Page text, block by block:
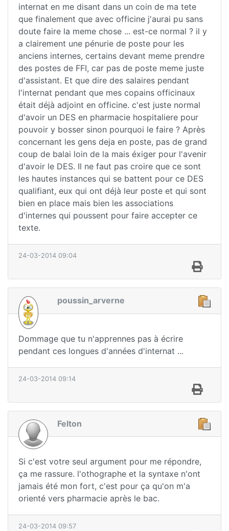
internat en me disant dans un coin de ma tete
que finalement que avec officine j'aurai pu sans
doute faire la meme chose ... est-ce normal ? il y
a clairement une pénurie de poste pour les
anciens internes, certains devant meme prendre
des postes de FFI, car pas de poste meme juste
d'assistant. Et que dire des salaires pendant
l'internat pendant que mes copains officinaux
était déjà adjoint en officine. c'est juste normal
d'avoir un DES en pharmacie hospitaliere pour
pouvoir y bosser sinon pourquoi le faire ? Après
concernant les gens deja en poste, pas de grand
coup de balai loin de la mais éxiger pour l'avenir
d'avoir le DES. Il ne faut pas croire que ce sont
les hautes instances qui se battent pour ce DES
qualifiant, eux qui ont déjà leur poste et qui sont
bien en place mais bien les associations
d'internes qui poussent pour faire accepter ce
texte.
24-03-2014 09:04
poussin_arverne
Dommage que tu n'apprennes pas à écrire
pendant ces longues d'années d'internat ...
24-03-2014 09:14
Felton
Si c'est votre seul argument pour me répondre,
ça me rassure. l'othographe et la syntaxe n'ont
jamais été mon fort, c'est pour ça qu'on m'a
orienté vers pharmacie après le bac.
24-03-2014 09:57